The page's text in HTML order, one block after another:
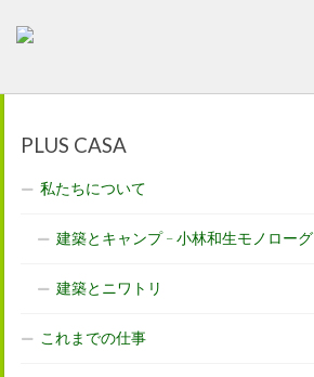
PLUS CASA
私たちについて
建築とキャンプ – 小林和生モノローグ
建築とニワトリ
これまでの仕事